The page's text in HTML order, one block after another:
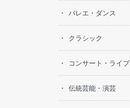
バレエ・ダンス
クラシック
コンサート・ライブ
伝統芸能・演芸